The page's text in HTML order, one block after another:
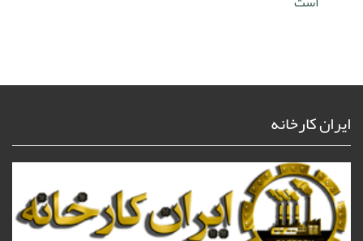
ایران کارخانه